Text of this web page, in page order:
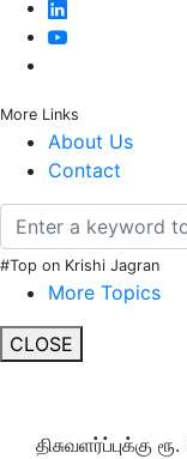
More Links
About Us
Contact
#Top on Krishi Jagran
More Topics
CLOSE
திசுவளர்ப்புக்கு